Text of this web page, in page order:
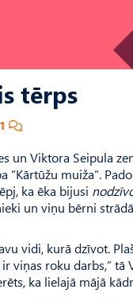
tērps
1
un Viktora Seipula
“Kārtūžu muiža”.
ka ēka bijusi
un viņu bērni
vidi, kurā dzīvot.
viņas roku darbs,”
ka lielajā mājā